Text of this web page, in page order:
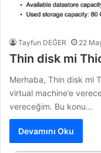
Tayfun DEĞER 22
Thin disk mi
Merhaba, Thin disk mi
virtual machine’e
vereceğim. Bu konu…
Devamını Oku